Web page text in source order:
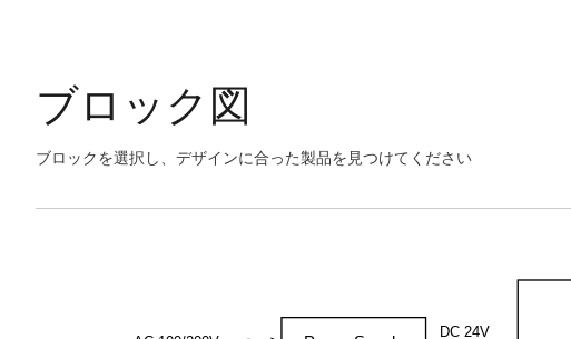
ブロック図
ブロックを選択し、デザインに合った製品を見つけてください
interactive
DC 24V